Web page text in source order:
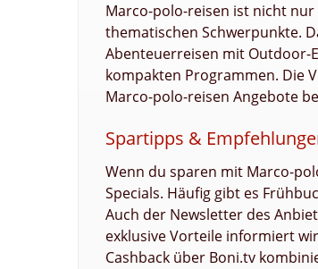
Marco-polo-reisen ist nicht
thematischen Schwerpunkte.
Abenteuerreisen mit Outdoor-
kompakten Programmen. Die
Marco-polo-reisen Angebote
Spartipps &
Wenn du sparen mit Marco-
Specials. Häufig gibt es
Auch der Newsletter des
exklusive Vorteile informiert
Cashback über Boni.tv